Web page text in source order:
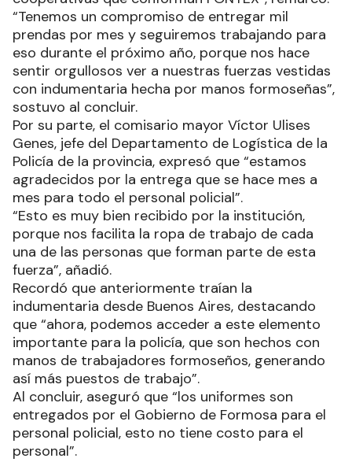
“Tenemos un compromiso de entregar mil
prendas por mes y seguiremos trabajando para
eso durante el próximo año, porque nos hace
sentir orgullosos ver a nuestras fuerzas vestidas
con indumentaria hecha por manos formoseñas”,
sostuvo al concluir.
Por su parte, el comisario mayor Víctor Ulises
Genes, jefe del Departamento de Logística de la
Policía de la provincia, expresó que “estamos
agradecidos por la entrega que se hace mes a
mes para todo el personal policial”.
“Esto es muy bien recibido por la institución,
porque nos facilita la ropa de trabajo de cada
una de las personas que forman parte de esta
fuerza”, añadió.
Recordó que anteriormente traían la
indumentaria desde Buenos Aires, destacando
que “ahora, podemos acceder a este elemento
importante para la policía, que son hechos con
manos de trabajadores formoseños, generando
así más puestos de trabajo”.
Al concluir, aseguró que “los uniformes son
entregados por el Gobierno de Formosa para el
personal policial, esto no tiene costo para el
personal”.